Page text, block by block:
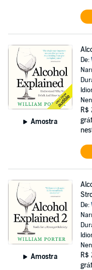
Amostra
De:
R$
Amostra
De:
R$